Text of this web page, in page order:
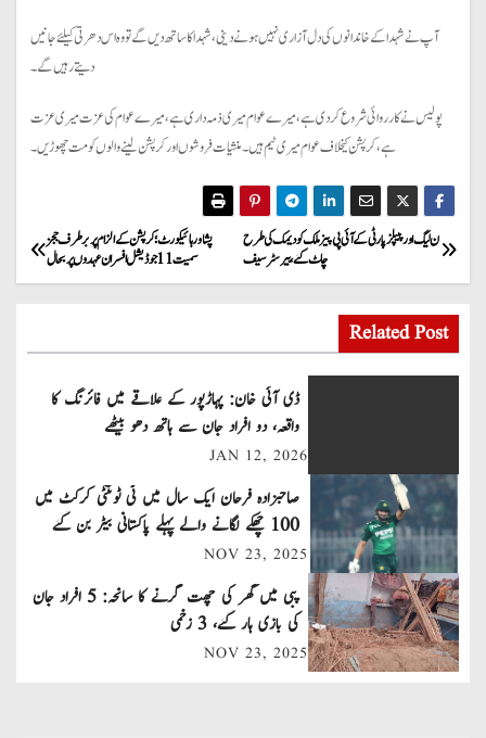
آپ نے شہدا کے خاندانوں کی دل آزاری نہیں ہونے دینی ،شہدا کا ساتھ دیں گے تو وہ اس دھرتی کیلئے جانیں
دیتے رہیں گے۔
پولیس نے کارروائی شروع کر دی ہے ،میرے عوام میری ذمہ داری ہے ،میرے عوام کی عزت میری عزت
ہے ،کرپشن کیخلاف عوام میری ٹیم ہیں۔منشیات فروشوں اور کرپشن لینے والوں کو مت چھوڑیں۔
P
o
s
t
a
v
i
g
a
پشاور ہائیکورٹ؛ کرپشن کے الزام پر برطرف ججز
سمیت 11 جوڈیشل افسران عہدوں پر بحال
ن لیگ اور پیپلزپارٹی کے آئی پی پیز ملک کو دیمک کی طرح
چاٹ گئے، بیرسٹر سیف
Related Post
ڈی آئی خان: پہاڑپور کے علاقے میں فائرنگ کا
واقعہ، دو افراد جان سے ہاتھ دھو بیٹھے
JAN 12, 2026
صاحبزادہ فرحان ایک سال میں ٹی ٹوئنٹی کرکٹ میں
100 چھکے لگانے والے پہلے پاکستانی بیٹر بن گئے
NOV 23, 2025
پبی میں گھر کی چھت گرنے کا سانحہ: 5 افراد جان
کی بازی ہار گئے، 3 زخمی
NOV 23, 2025